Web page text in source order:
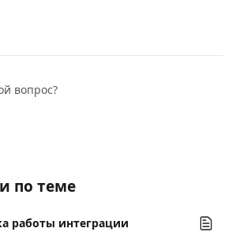
вопрос?
по теме
работы интеграции